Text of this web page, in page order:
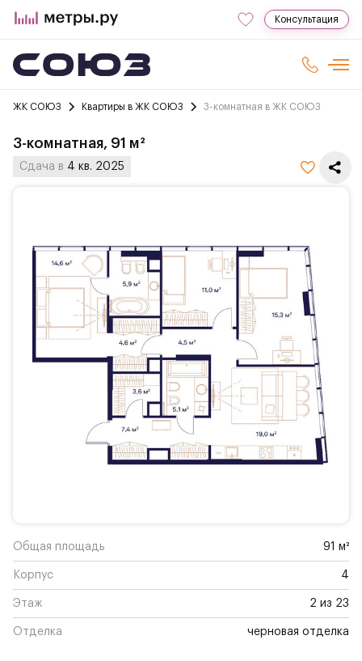
Консультация
ЖК СОЮЗ Квартиры в ЖК СОЮЗ 3-комнатная в ЖК СОЮЗ
3-комнатная, 91 м²
Сдача в 4 кв. 2025
Общая площадь 91 м²
Корпус 4
Этаж 2 из 23
Отделка черновая отделка